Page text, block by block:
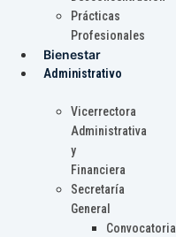
Prácticas
Profesionales
Bienestar
Administrativo
Vicerrectora
Administrativa
y
Financiera
Secretaría
General
Convocatoria